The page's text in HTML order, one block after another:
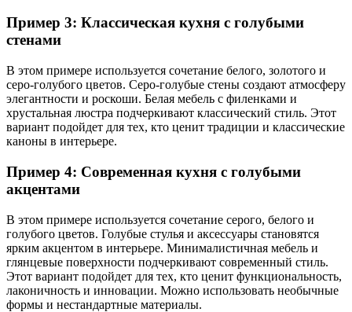
Пример 3: Классическая кухня с голубыми
стенами
В этом примере используется сочетание белого, золотого и
серо-голубого цветов. Серо-голубые стены создают атмосферу
элегантности и роскоши. Белая мебель с филенками и
хрустальная люстра подчеркивают классический стиль. Этот
вариант подойдет для тех, кто ценит традиции и классические
каноны в интерьере.
Пример 4: Современная кухня с голубыми
акцентами
В этом примере используется сочетание серого, белого и
голубого цветов. Голубые стулья и аксессуары становятся
ярким акцентом в интерьере. Минималистичная мебель и
глянцевые поверхности подчеркивают современный стиль.
Этот вариант подойдет для тех, кто ценит функциональность,
лаконичность и инновации. Можно использовать необычные
формы и нестандартные материалы.